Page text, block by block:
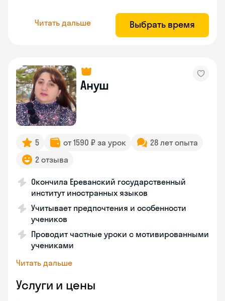
Читать дальше Выбрать время
Ануш
5 от 1590 ₽ за урок
28 лет опыта
2 отзыва
Окончила Ереванский государственный
институт иностранных языков
Учитывает предпочтения и особенности
учеников
Проводит частные уроки с мотивированными
учениками
Читать дальше
Услуги и цены